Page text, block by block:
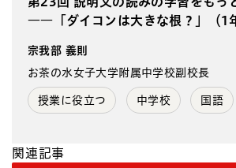
――「ダイコンは大きな根？」（1
宗我部 義則
お茶の水女子大学附属中学校副校長
授業に役立つ 中学校 国語
関連記事